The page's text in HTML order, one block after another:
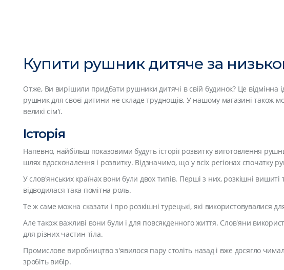
Купити рушник дитяче за
Отже, Ви вирішили придбати рушники дитячі в свій будинок? Це відмінна
рушник для своєї дитини не складе труднощів. У нашому магазині також
великі сім'ї.
Історія
Напевно, найбільш показовими будуть історії розвитку виготовлення
шлях вдосконалення і розвитку. Відзначимо, що у всіх регіонах спочатку
У слов'янських країнах вони були двох типів. Перші з них, розкішні
відводилася така помітна роль.
Те ж саме можна сказати і про розкішні турецькі, які
Але також важливі вони були і для повсякденного життя. Слов'яни
для різних частин тіла.
Промислове виробництво з'явилося пару століть назад і вже досягло
зробіть вибір.